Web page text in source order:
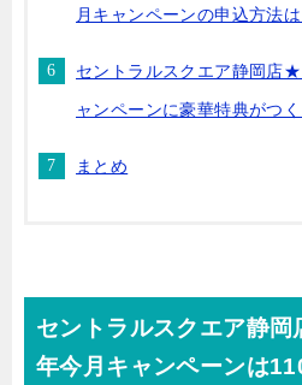
月キャンペーンの申込方法は
セントラルスクエア静岡店
ャンペーンに豪華特典がつく
まとめ
セントラルスクエア静
年今月キャンペーンは